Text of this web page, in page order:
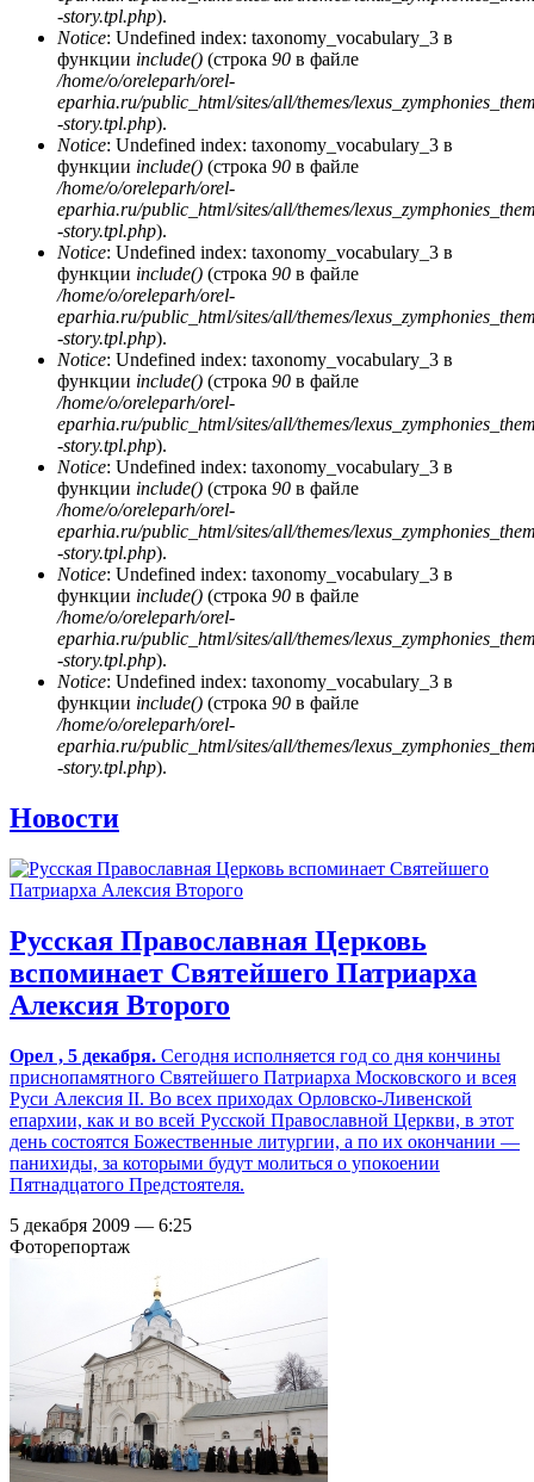
-story.tpl.php).
Notice: Undefined index: taxonomy_vocabulary_3 в
функции include() (строка 90 в файле
/home/o/oreleparh/orel-
eparhia.ru/public_html/sites/all/themes/
-story.tpl.php).
Notice: Undefined index: taxonomy_vocabulary_3 в
функции include() (строка 90 в файле
/home/o/oreleparh/orel-
eparhia.ru/public_html/sites/all/themes/
-story.tpl.php).
Notice: Undefined index: taxonomy_vocabulary_3 в
функции include() (строка 90 в файле
/home/o/oreleparh/orel-
eparhia.ru/public_html/sites/all/themes/
-story.tpl.php).
Notice: Undefined index: taxonomy_vocabulary_3 в
функции include() (строка 90 в файле
/home/o/oreleparh/orel-
eparhia.ru/public_html/sites/all/themes/
-story.tpl.php).
Notice: Undefined index: taxonomy_vocabulary_3 в
функции include() (строка 90 в файле
/home/o/oreleparh/orel-
eparhia.ru/public_html/sites/all/themes/
-story.tpl.php).
Notice: Undefined index: taxonomy_vocabulary_3 в
функции include() (строка 90 в файле
/home/o/oreleparh/orel-
eparhia.ru/public_html/sites/all/themes/
-story.tpl.php).
Notice: Undefined index: taxonomy_vocabulary_3 в
функции include() (строка 90 в файле
/home/o/oreleparh/orel-
eparhia.ru/public_html/sites/all/themes/
-story.tpl.php).
Новости
Русская Православная Церковь
вспоминает Святейшего Патриарха
Алексия Второго
Орел , 5 декабря. Сегодня исполняется год со дня кончины
приснопамятного Святейшего Патриарха Московского и всея
Руси Алексия II. Во всех приходах Орловско-Ливенской
епархии, как и во всей Русской Православной Церкви, в этот
день состоятся Божественные литургии, а по их окончании —
панихиды, за которыми будут молиться о упокоении
Пятнадцатого Предстоятеля.
5 декабря 2009 — 6:25
Фоторепортаж